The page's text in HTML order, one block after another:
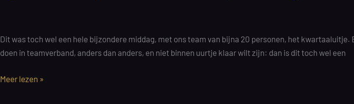
Sloterdijk
personen
Dit was toch wel een hele bijzondere middag, met ons team van bijna 20 personen, het
doen in teamverband, anders dan anders, en niet binnen uurtje klaar wilt zijn: dan is dit toch wel een
Agile
Meer lezen »